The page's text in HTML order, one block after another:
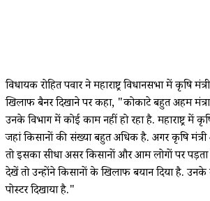
विधायक रोहित पवार ने महाराष्ट्र विधानसभा में कृषि
खिलाफ बैनर दिखाने पर कहा, "कोकाटे बहुत अहम
उनके विभाग में कोई काम नहीं हो रहा है. महाराष्ट्र में
जहां किसानों की संख्या बहुत अधिक है. अगर कृषि
तो इसका सीधा असर किसानों और आम लोगों पर
देखें तो उन्होंने किसानों के खिलाफ बयान दिया है. उनके
पोस्टर दिखाया है."